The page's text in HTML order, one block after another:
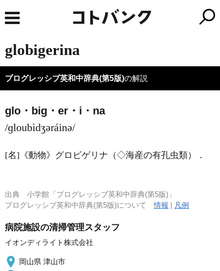
globigerina
プログレッシブ英和中辞典(第5版)の解説
glo・big・er・i・na
/ɡloubìdʒəráinə/
[名] 《動物》 グロビゲリナ（◇海産の有孔虫類） ．
出典 小学館「プログレッシブ英和中辞典(第5版)」
プログレッシブ英和中辞典(第5版)について情報 | 凡例
病院施設の清掃管理スタッフ
イオンディライト株式会社
岡山県 津山市